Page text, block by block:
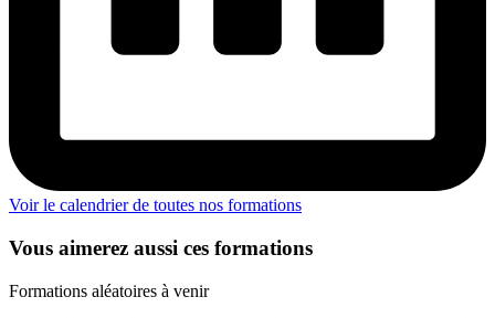
Voir le calendrier de toutes nos formations
Vous aimerez aussi ces formations
Formations aléatoires à venir